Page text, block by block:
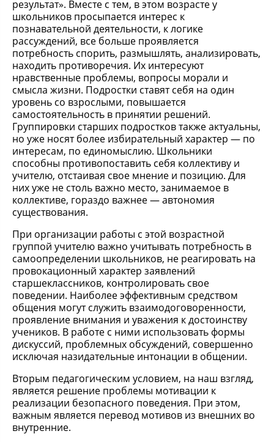
результат». Вместе с тем, в этом возрасте у
школьников просыпается интерес к
познавательной деятельности, к логике
рассуждений, все больше проявляется
потребность спорить, размышлять, анализировать,
находить противоречия. Их интересуют
нравственные проблемы, вопросы морали и
смысла жизни. Подростки ставят себя на один
уровень со взрослыми, повышается
самостоятельность в принятии решений.
Группировки старших подростков также актуальны,
но уже носят более избирательный характер — по
интересам, по единомыслию. Школьники
способны противопоставить себя коллективу и
учителю, отстаивая свое мнение и позицию. Для
них уже не столь важно место, занимаемое в
коллективе, гораздо важнее — автономия
существования.
При организации работы с этой возрастной
группой учителю важно учитывать потребность в
самоопределении школьников, не реагировать на
провокационный характер заявлений
старшеклассников, контролировать свое
поведении. Наиболее эффективным средством
общения могут служить взаимодоговоренности,
проявление внимания и уважения к достоинству
учеников. В работе с ними использовать формы
дискуссий, проблемных обсуждений, совершенно
исключая назидательные интонации в общении.
Вторым педагогическим условием, на наш взгляд,
является решение проблемы мотивации к
реализации безопасного поведения. При этом,
важным является перевод мотивов из внешних во
внутренние.